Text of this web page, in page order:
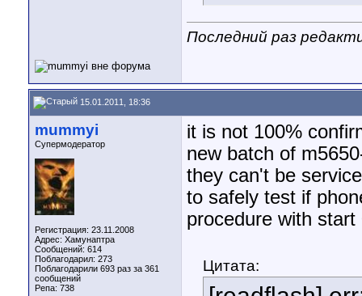
Последний раз
15.01.2011, 18:36
mummyi
Супермодератор
Регистрация: 23.11.2008
Адрес: Хамунаптра
Сообщений: 614
Поблагодарил: 273
Поблагодарили 693 раз за 361
сообщений
Репа: 738
it is not 100%
new batch of
they can't be
to safely test if
procedure with
Цитата: